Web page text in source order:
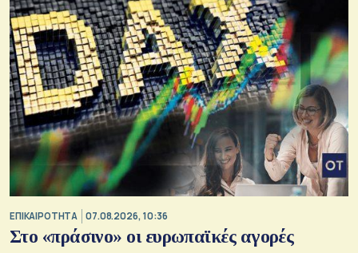
ΕΠΙΚΑΙΡΟΤΗΤΑ 07.08.2026, 10:36
Στο «πράσινο» οι ευρωπαϊκές αγορές